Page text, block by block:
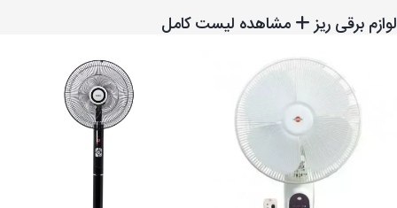
لوازم برقی ریز مشاهده لیست کامل